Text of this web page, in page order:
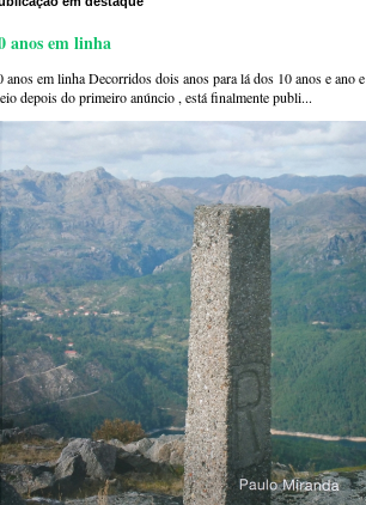
anos em linha
anos em linha Decorridos dois anos para lá dos 10 anos e ano e
depois do primeiro anúncio , está finalmente publi...